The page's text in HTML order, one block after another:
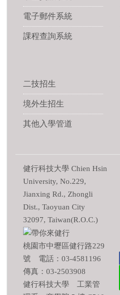
電子郵件系統
課程查詢系統
二技招生
境外生招生
其他入學管道
健行科技大學 Chien Hsin
University, No.229,
Jianxing Rd., Zhongli
Dist., Taoyuan City
32097, Taiwan(R.O.C.)
桃園市中壢區健行路229
號 電話：03-4581196
傳真：03-2503908
健行科技大學 工業管